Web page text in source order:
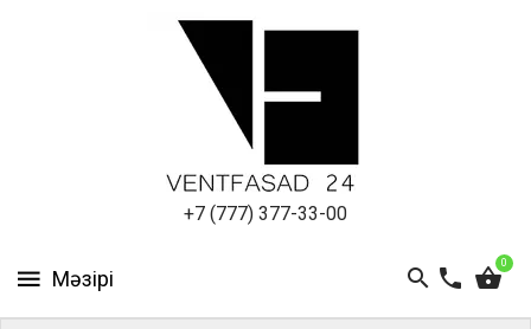
+7 (777) 377-33-00
0
ПАНЕЛИ